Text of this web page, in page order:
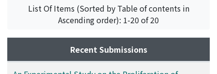
List Of Items (Sorted by Table of contents in
Ascending order): 1-20 of 20
Recent Submissions